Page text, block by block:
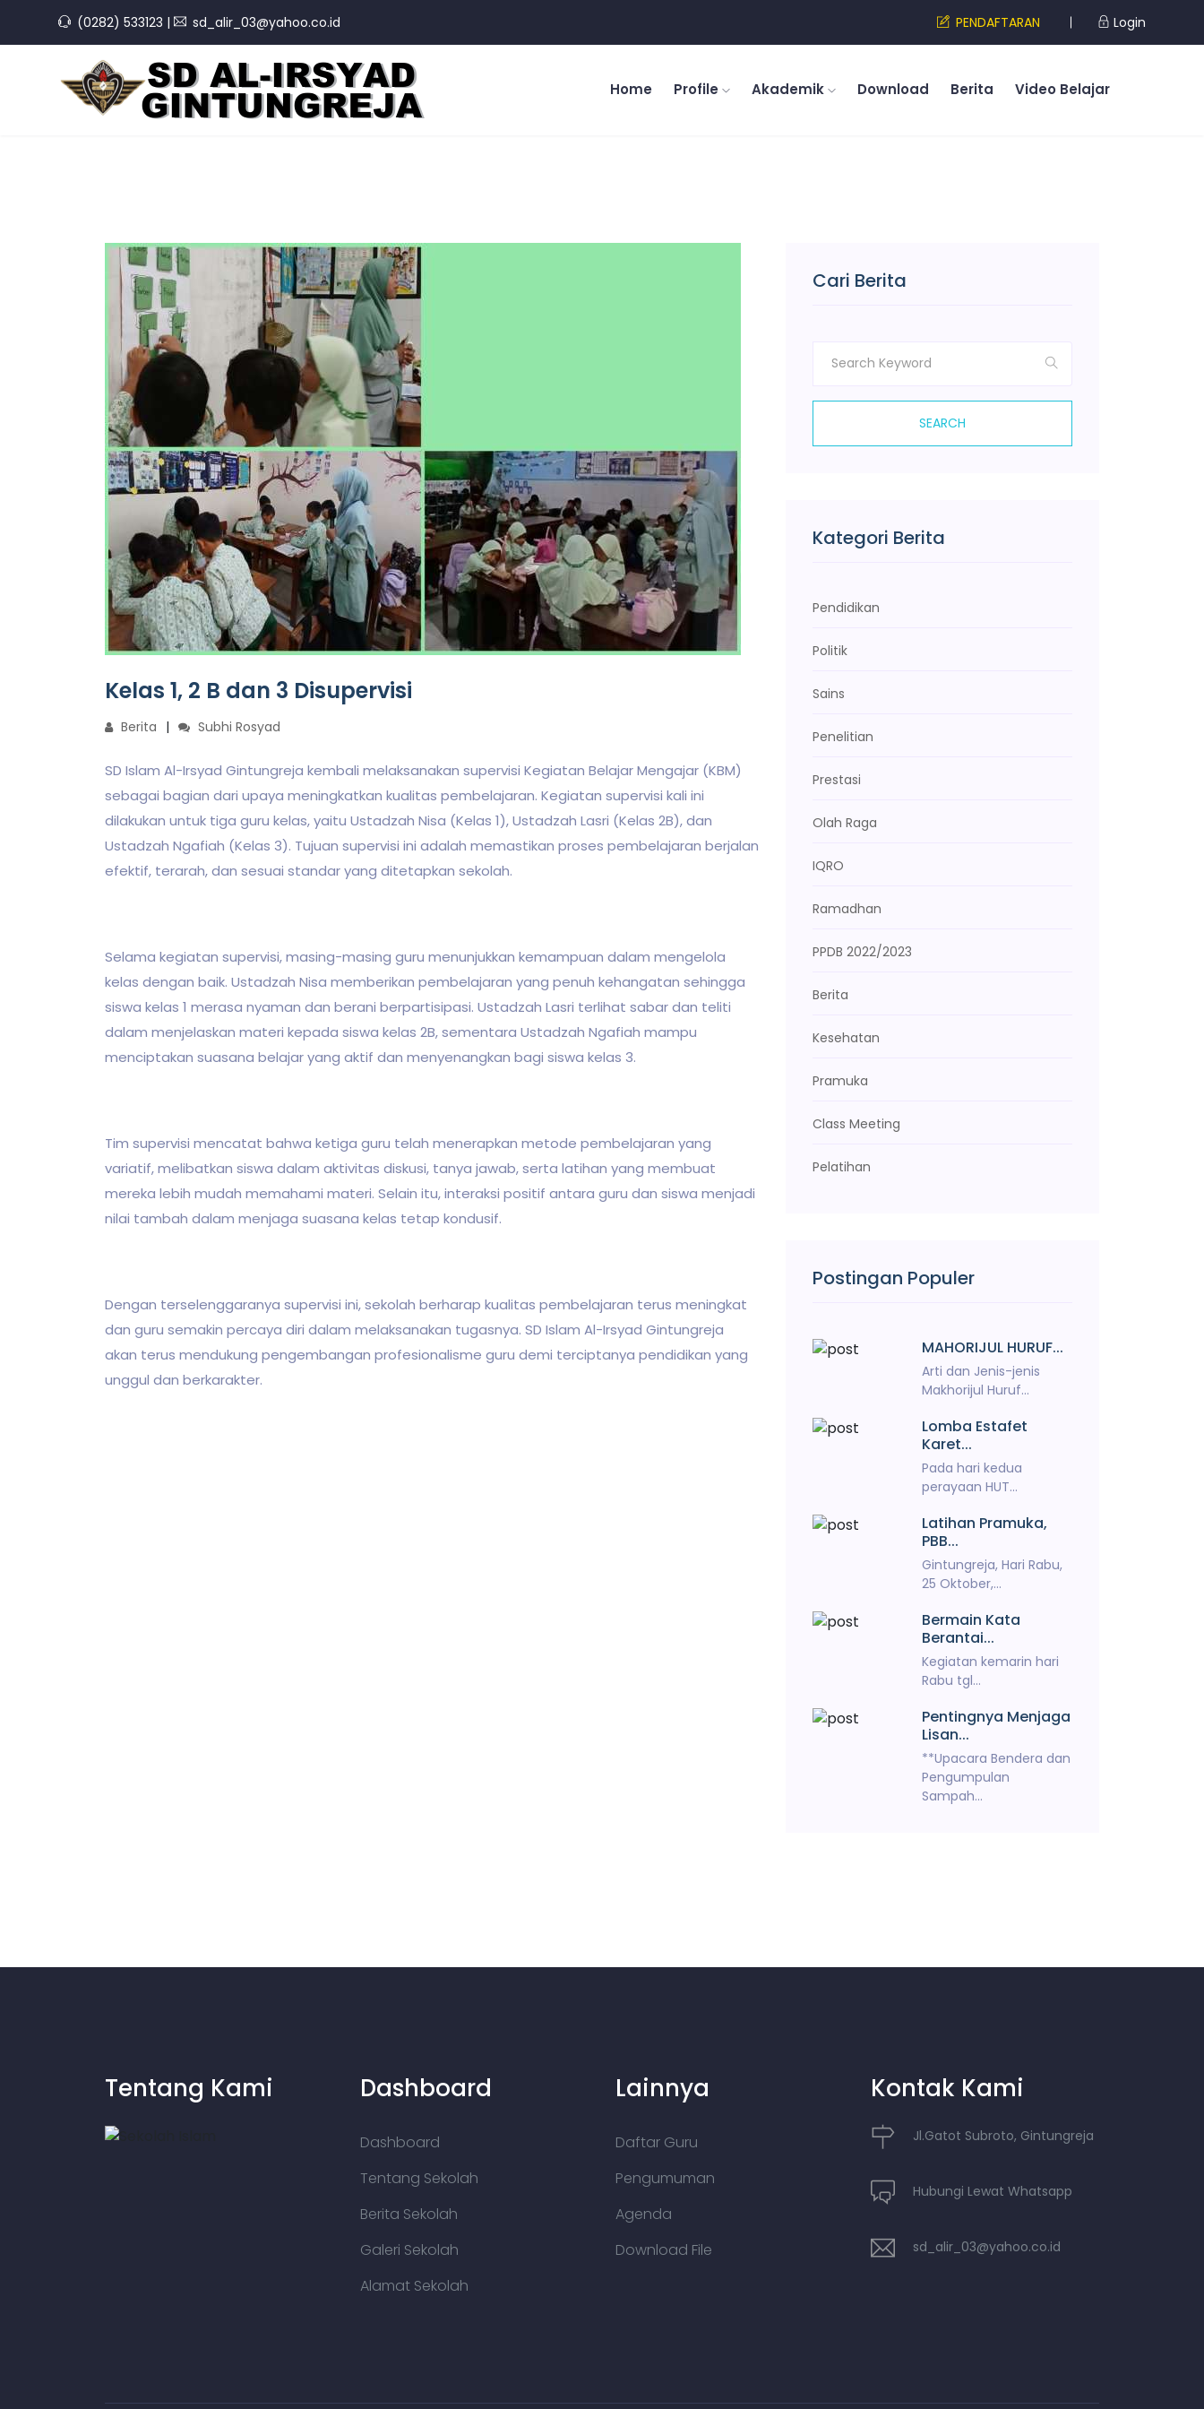
(0282) 533123 | sd_alir_03@yahoo.co.id PENDAFTARAN Login
Home Profile Akademik Download Berita Video Belajar
Kelas 1, 2 B dan 3 Disupervisi
Berita Subhi Rosyad
SD Islam Al-Irsyad Gintungreja kembali melaksanakan supervisi Kegiatan Belajar Mengajar (KBM)
sebagai bagian dari upaya meningkatkan kualitas pembelajaran. Kegiatan supervisi kali ini
dilakukan untuk tiga guru kelas, yaitu Ustadzah Nisa (Kelas 1), Ustadzah Lasri (Kelas 2B), dan
Ustadzah Ngafiah (Kelas 3). Tujuan supervisi ini adalah memastikan proses pembelajaran berjalan
efektif, terarah, dan sesuai standar yang ditetapkan sekolah.
Selama kegiatan supervisi, masing-masing guru menunjukkan kemampuan dalam mengelola
kelas dengan baik. Ustadzah Nisa memberikan pembelajaran yang penuh kehangatan sehingga
siswa kelas 1 merasa nyaman dan berani berpartisipasi. Ustadzah Lasri terlihat sabar dan teliti
dalam menjelaskan materi kepada siswa kelas 2B, sementara Ustadzah Ngafiah mampu
menciptakan suasana belajar yang aktif dan menyenangkan bagi siswa kelas 3.
Tim supervisi mencatat bahwa ketiga guru telah menerapkan metode pembelajaran yang
variatif, melibatkan siswa dalam aktivitas diskusi, tanya jawab, serta latihan yang membuat
mereka lebih mudah memahami materi. Selain itu, interaksi positif antara guru dan siswa menjadi
nilai tambah dalam menjaga suasana kelas tetap kondusif.
Dengan terselenggaranya supervisi ini, sekolah berharap kualitas pembelajaran terus meningkat
dan guru semakin percaya diri dalam melaksanakan tugasnya. SD Islam Al-Irsyad Gintungreja
akan terus mendukung pengembangan profesionalisme guru demi terciptanya pendidikan yang
unggul dan berkarakter.
Cari Berita
SEARCH
Kategori Berita
Pendidikan
Politik
Sains
Penelitian
Prestasi
Olah Raga
IQRO
Ramadhan
PPDB 2022/2023
Berita
Kesehatan
Pramuka
Class Meeting
Pelatihan
Postingan Populer
MAHORIJUL HURUF...
Arti dan Jenis-jenis
Makhorijul Huruf...
Lomba Estafet
Karet...
Pada hari kedua
perayaan HUT...
Latihan Pramuka,
PBB...
Gintungreja, Hari Rabu,
25 Oktober,...
Bermain Kata
Berantai...
Kegiatan kemarin hari
Rabu tgl...
Pentingnya Menjaga
Lisan...
**Upacara Bendera dan
Pengumpulan
Sampah...
Tentang Kami Dashboard
Dashboard
Tentang Sekolah
Berita Sekolah
Galeri Sekolah
Alamat Sekolah
Lainnya
Daftar Guru
Pengumuman
Agenda
Download File
Kontak Kami
Jl.Gatot Subroto, Gintungreja
Hubungi Lewat Whatsapp
sd_alir_03@yahoo.co.id